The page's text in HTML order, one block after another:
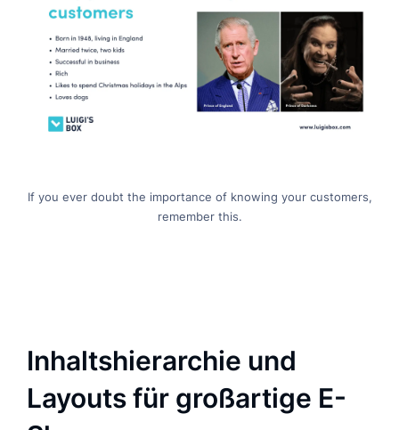
If you ever doubt the importance of knowing your customers,
remember this.
Inhaltshierarchie und
Layouts für großartige E-